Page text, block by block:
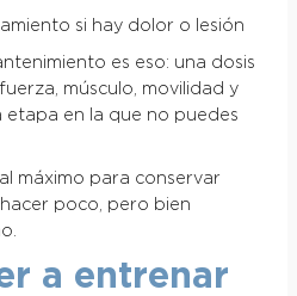
si hay dolor o lesión
es eso: una dosis
músculo, movilidad y
etapa en la que no puedes
máximo para conservar
poco, pero bien
a entrenar